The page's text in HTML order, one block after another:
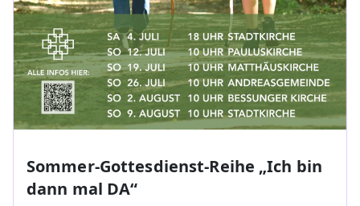
Sommer-Gottesdienst-Reihe „Ich bin
dann mal DA“